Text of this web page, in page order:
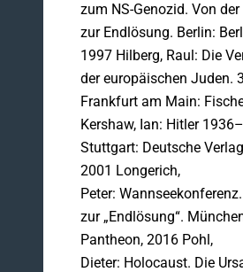
zum NS-Genozid. Von
zur Endlösung. Berlin:
1997 Hilberg, Raul: Die
der europäischen Juden.
Frankfurt am Main:
Kershaw, Ian: Hitler
Stuttgart: Deutsche
2001 Longerich,
Peter:
zur „Endlösung“.
Pantheon, 2016 Pohl,
Dieter: Holocaust. Die